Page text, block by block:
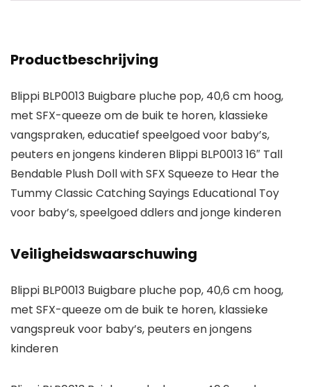
Productbeschrijving
Blippi BLP0013 Buigbare pluche pop, 40,6 cm hoog,
met SFX-queeze om de buik te horen, klassieke
vangspraken, educatief speelgoed voor baby’s,
peuters en jongens kinderen Blippi BLP0013 16″ Tall
Bendable Plush Doll with SFX Squeeze to Hear the
Tummy Classic Catching Sayings Educational Toy
voor baby’s, speelgoed ddlers and jonge kinderen
Veiligheidswaarschuwing
Blippi BLP0013 Buigbare pluche pop, 40,6 cm hoog,
met SFX-queeze om de buik te horen, klassieke
vangspreuk voor baby’s, peuters en jongens
kinderen